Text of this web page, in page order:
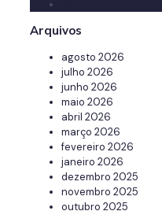
Arquivos
agosto 2026
julho 2026
junho 2026
maio 2026
abril 2026
março 2026
fevereiro 2026
janeiro 2026
dezembro 2025
novembro 2025
outubro 2025